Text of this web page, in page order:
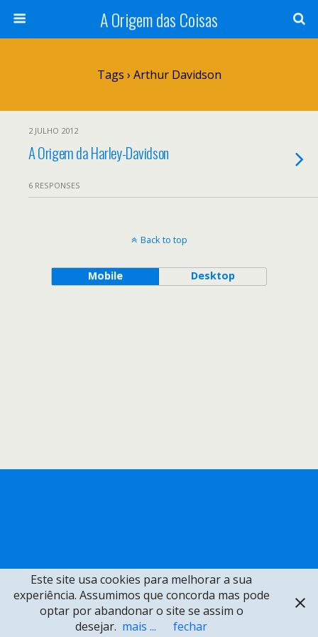
A Origem das Coisas
Tags › Arthur Davidson
2 JULHO 2012
A Origem da Harley-Davidson
6 RESPONSES
Back to top
Mobile Desktop
Este site usa cookies para melhorar a sua
experiência. Assumimos que concorda mas pode
optar por abandonar o site se assim o
desejar. mais ... fechar